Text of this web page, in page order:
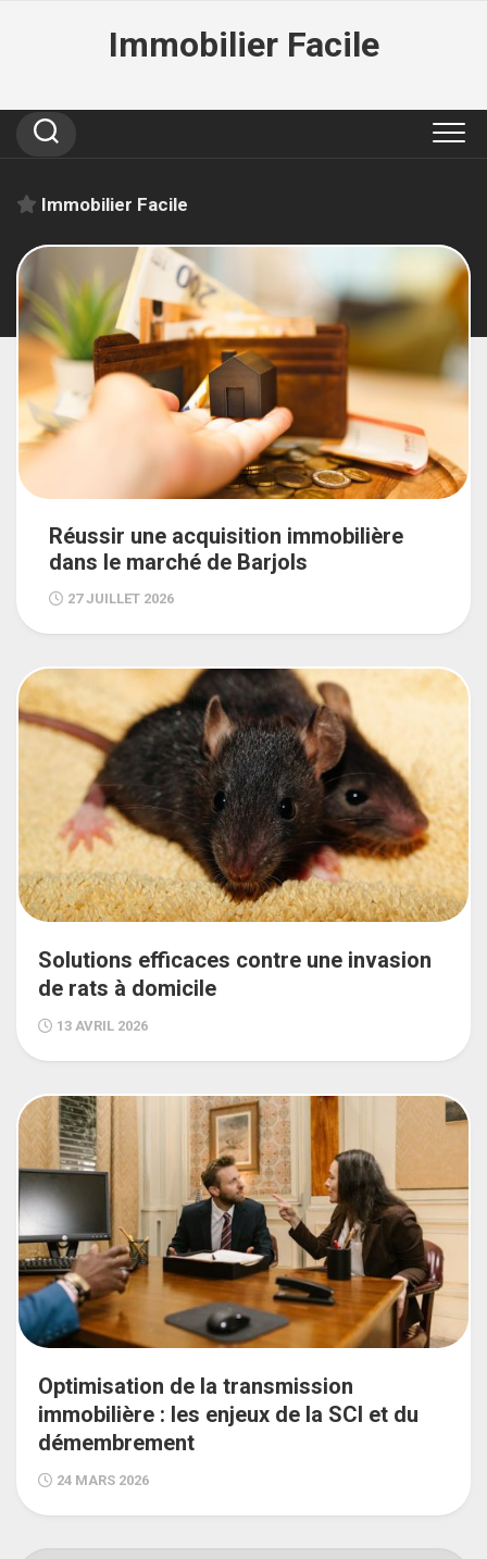
Immobilier Facile
Immobilier Facile
Réussir une acquisition immobilière
dans le marché de Barjols
27 JUILLET 2026
Solutions efficaces contre une invasion
de rats à domicile
13 AVRIL 2026
Optimisation de la transmission
immobilière : les enjeux de la SCI et du
démembrement
24 MARS 2026